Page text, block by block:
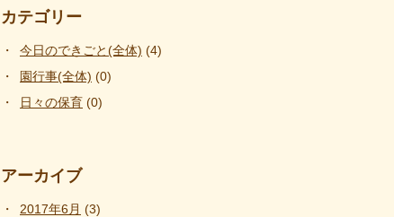
カテゴリー
今日のできごと(全体) (4)
園行事(全体) (0)
日々の保育 (0)
アーカイブ
2017年6月 (3)